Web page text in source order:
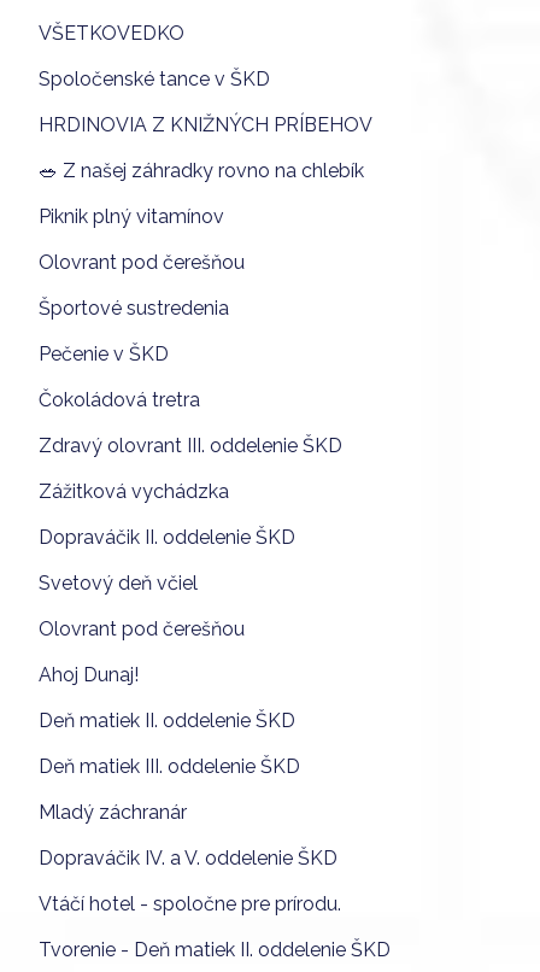
VŠETKOVEDKO
Spoločenské tance v ŠKD
HRDINOVIA Z KNIŽNÝCH PRÍBEHOV
🥗 Z našej záhradky rovno na chlebík
Piknik plný vitamínov
Olovrant pod čerešňou
Športové sustredenia
Pečenie v ŠKD
Čokoládová tretra
Zdravý olovrant III. oddelenie ŠKD
Zážitková vychádzka
Dopraváčik II. oddelenie ŠKD
Svetový deň včiel
Olovrant pod čerešňou
Ahoj Dunaj!
Deň matiek II. oddelenie ŠKD
Deň matiek III. oddelenie ŠKD
Mladý záchranár
Dopraváčik IV. a V. oddelenie ŠKD
Vtáčí hotel - spoločne pre prírodu.
Tvorenie - Deň matiek II. oddelenie ŠKD